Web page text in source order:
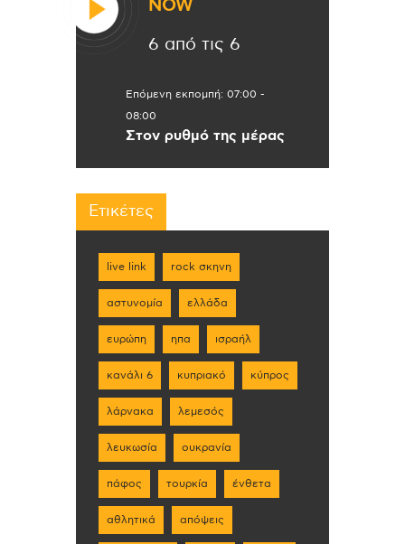
NOW
6 από τις 6
Επόμενη εκπομπή: 07:00 -
08:00
Στον ρυθμό της μέρας
Ετικέτες
live link rock σκηνη
αστυνομία ελλάδα
ευρώπη ηπα ισραήλ
κανάλι 6 κυπριακό κύπρος
λάρνακα λεμεσός
λευκωσία ουκρανία
πάφος τουρκία ένθετα
αθλητικά απόψεις